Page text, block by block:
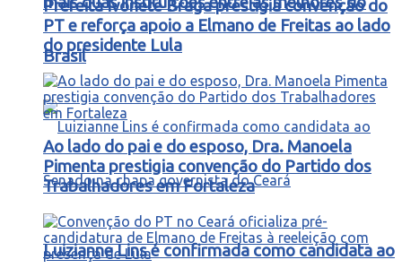
Brasil
Luizianne Lins é confirmada como candidata ao
Prefeita Ivonete Braga prestigia convenção do
PT e reforça apoio a Elmano de Freitas ao lado
do presidente Lula
Ao lado do pai e do esposo, Dra. Manoela
Pimenta prestigia convenção do Partido dos
Trabalhadores em Fortaleza